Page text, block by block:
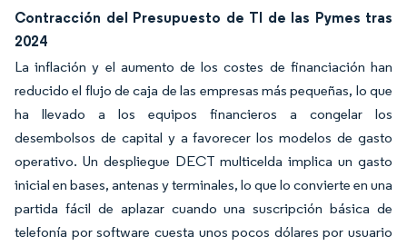
Contracción del Presupuesto de TI de las Pymes tras
2024
La inflación y el aumento de los costes de financiación han
reducido el flujo de caja de las empresas más pequeñas, lo que
ha llevado a los equipos financieros a congelar los
desembolsos de capital y a favorecer los modelos de gasto
operativo. Un despliegue DECT multicelda implica un gasto
inicial en bases, antenas y terminales, lo que lo convierte en una
partida fácil de aplazar cuando una suscripción básica de
telefonía por software cuesta unos pocos dólares por usuario